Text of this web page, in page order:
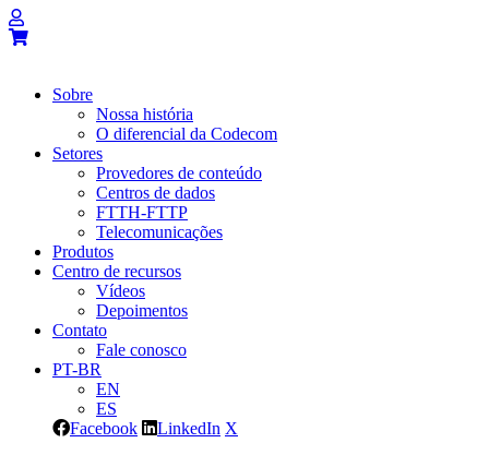
Sobre
Nossa história
O diferencial da Codecom
Setores
Provedores de conteúdo
Centros de dados
FTTH-FTTP
Telecomunicações
Produtos
Centro de recursos
Vídeos
Depoimentos
Contato
Fale conosco
PT-BR
EN
ES
Facebook
LinkedIn X